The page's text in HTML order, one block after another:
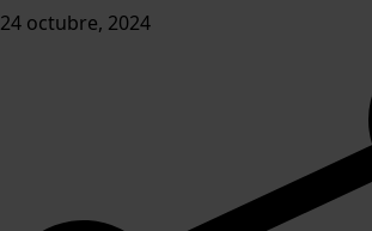
24 octubre, 2024